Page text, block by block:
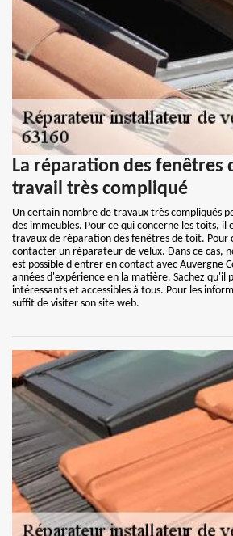
La réparation des fenêtres
travail très compliqué
Un certain nombre de travaux très compliqués
des immeubles. Pour ce qui concerne les toits, il
travaux de réparation des fenêtres de toit. Pour
contacter un réparateur de velux. Dans ce cas,
est possible d'entrer en contact avec Auvergne
années d'expérience en la matière. Sachez qu'il
intéressants et accessibles à tous. Pour les
suffit de visiter son site web.